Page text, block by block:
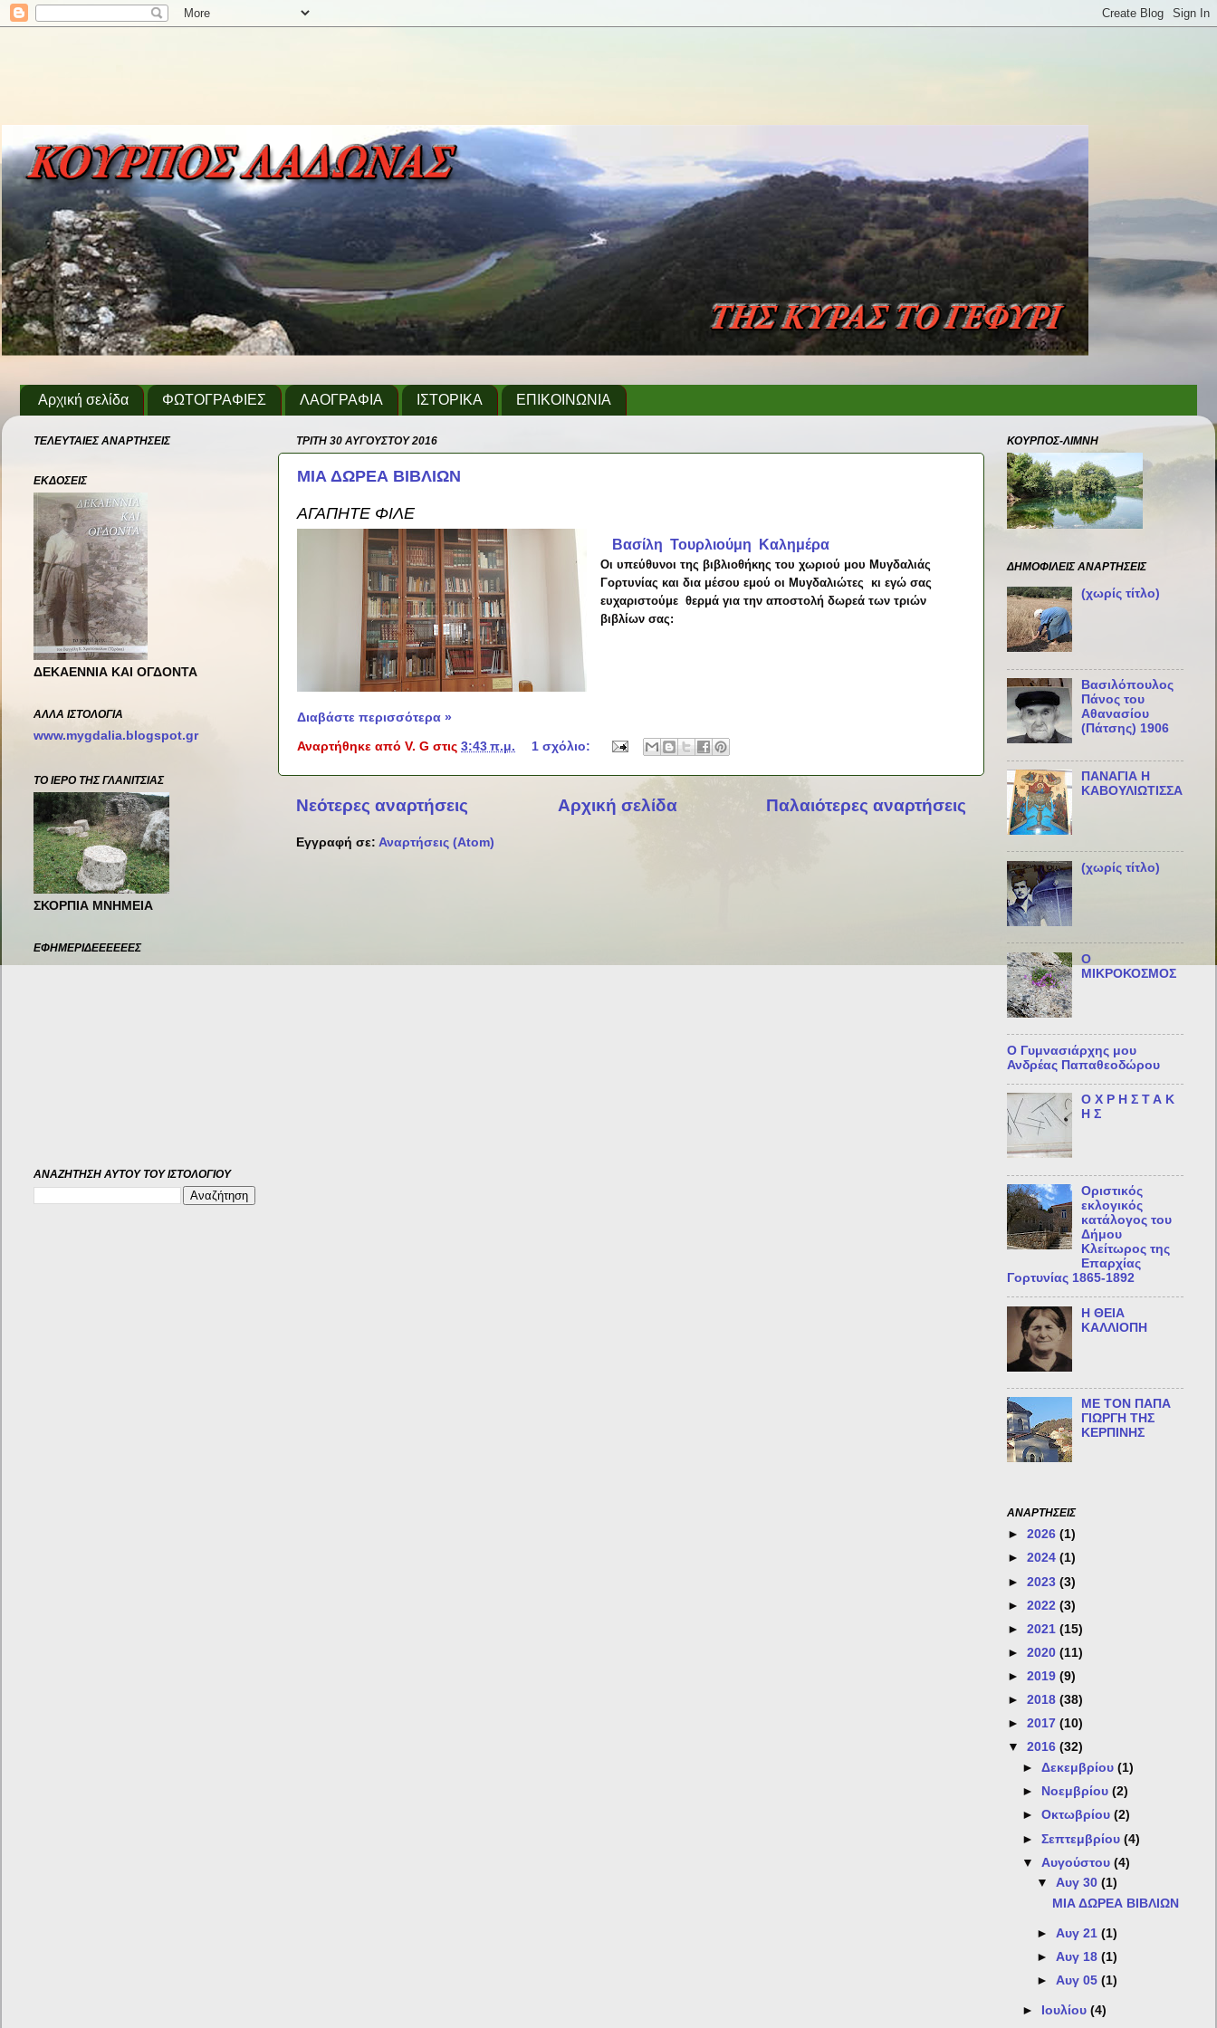
Αρχική σελίδα ΦΩΤΟΓΡΑΦΙΕΣ ΛΑΟΓΡΑΦΙΑ ΙΣΤΟΡΙΚΑ ΕΠΙΚΟΙΝΩΝΙΑ
ΤΡΊΤΗ 30 ΑΥΓΟΎΣΤΟΥ 2016
ΜΙΑ ΔΩΡΕΑ ΒΙΒΛΙΩΝ
ΑΓΑΠΗΤΈ ΦΊΛΕ
Βασίλη Τουρλιούμη Καλημέρα
Οι υπεύθυνοι της βιβλιοθήκης του χωριού μου Μυγδαλιάς
Γορτυνίας και δια μέσου εμού οι Μυγδαλιώτες
κι εγώ σας
ευχαριστούμε θερμά για την αποστολή δωρεά των τριών
βιβλίων σας:
Διαβάστε περισσότερα »
Αναρτήθηκε από V. G στις 3:43 π.μ. 1 σχόλιο:
Νεότερες αναρτήσεις Παλαιότερες αναρτήσεις
Αρχική σελίδα
Εγγραφή σε: Αναρτήσεις (Atom)
ΤΕΛΕΥΤΑΙΕΣ ΑΝΑΡΤΗΣΕΙΣ
ΕΚΔΟΣΕΙΣ
ΔΕΚΑΕΝΝΙΑ ΚΑΙ ΟΓΔΟΝΤΑ
ΑΛΛΑ ΙΣΤΟΛΌΓΙΑ
www.mygdalia.blogspot.gr
ΤΟ ΙΕΡΟ ΤΗΣ ΓΛΑΝΙΤΣΙΑΣ
ΣΚΟΡΠΙΑ ΜΝΗΜΕΙΑ
ΕΦΗΜΕΡΙΔΕΕΕΕΕΕΣ
ΑΝΑΖΉΤΗΣΗ ΑΥΤΟΎ ΤΟΥ ΙΣΤΟΛΟΓΊΟΥ
ΚΟΥΡΠΟΣ-ΛΙΜΝΗ
ΔΗΜΟΦΙΛΕΊΣ ΑΝΑΡΤΉΣΕΙΣ
(χωρίς τίτλο)
Βασιλόπουλος
Πάνος του
Αθανασίου
(Πάτσης) 1906
ΠΑΝΑΓΙΑ Η
ΚΑΒΟΥΛΙΩΤΙΣΣΑ
(χωρίς τίτλο)
Ο
ΜΙΚΡΟΚΟΣΜΟΣ
Ο Γυμνασιάρχης μου
Ανδρέας Παπαθεοδώρου
Ο Χ Ρ Η Σ Τ Α Κ
Η Σ
Οριστικός
εκλογικός
κατάλογος του
Δήμου
Κλείτωρος της
Επαρχίας
Γορτυνίας 1865-1892
Η ΘΕΙΑ
ΚΑΛΛΙΟΠΗ
ΜΕ ΤΟΝ ΠΑΠΑ
ΓΙΩΡΓΗ ΤΗΣ
ΚΕΡΠΙΝΗΣ
ΑΝΑΡΤΗΣΕΙΣ
► 2026 (1)
► 2024 (1)
► 2023 (3)
► 2022 (3)
► 2021 (15)
► 2020 (11)
► 2019 (9)
► 2018 (38)
► 2017 (10)
▼ 2016 (32)
►Δεκεμβρίου(1)
►
Νοεμβρίου(2)
►Οκτωβρίου(2)
►Σεπτεμβρίου(4)
▼ Αυγούστου(4)
▼Αυγ 30(1)
ΜΙΑ ΔΩΡΕΑ ΒΙΒΛΙΩΝ
►Αυγ 21(1)
►Αυγ 18(1)
►Αυγ 05(1)
► Ιουλίου(4)